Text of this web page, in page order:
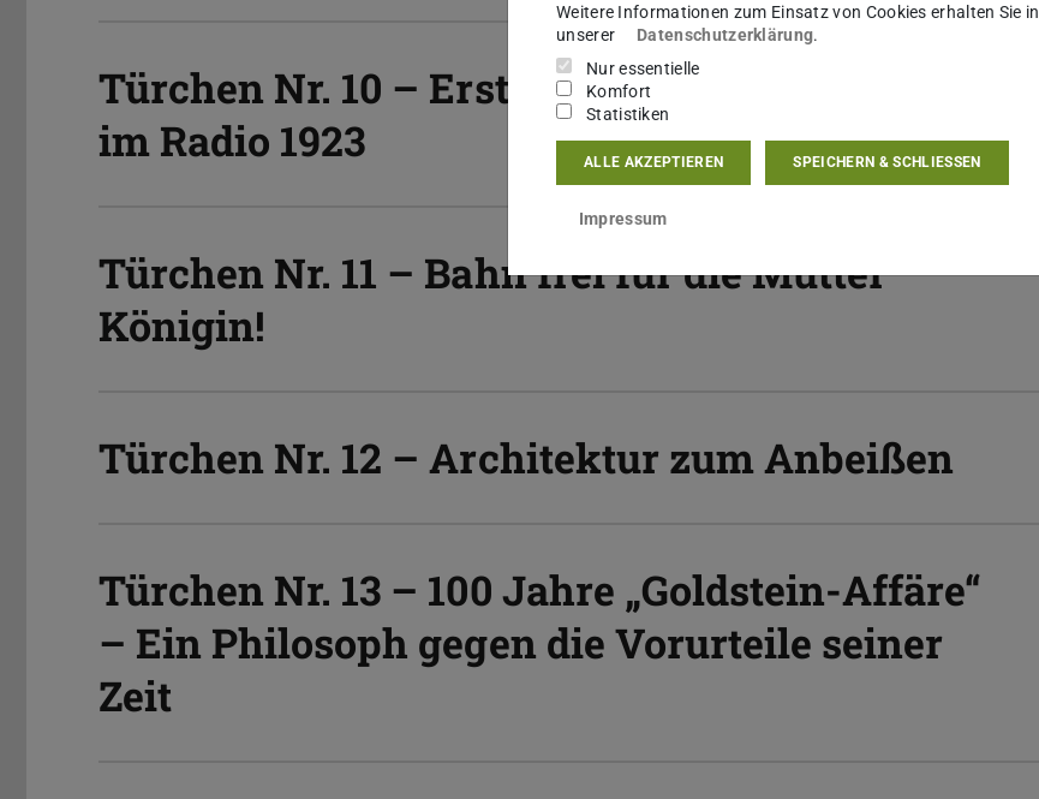
Türchen Nr. 10 – Erste Weihnachtsansprache
im Radio 1923
Türchen Nr. 11 – Bahn frei für die Mutter
Königin!
Türchen Nr. 12 – Architektur zum Anbeißen
Türchen Nr. 13 – 100 Jahre „Goldstein-Affäre“
– Ein Philosoph gegen die Vorurteile seiner
Zeit
Weitere Informationen zum Einsatz von Cookies erhalten Sie in
unserer
Datenschutzerklärung.
Nur essentielle
Komfort
Statistiken
ALLE AKZEPTIEREN SPEICHERN & SCHLIESSEN
Impressum